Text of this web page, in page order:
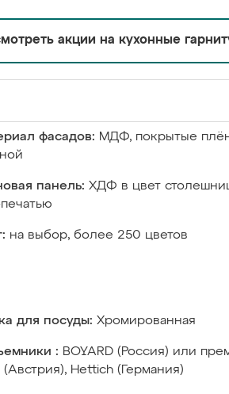
акции на кухонные
фасадов: МДФ, покрытые
панель: ХДФ в цвет
на выбор, более 250 цветов
для посуды: Хромированная
: BOYARD (Россия) или
(Австрия), Hettich (Германия)